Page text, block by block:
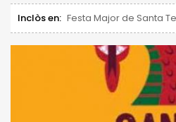
Inclòs en: Festa Major de Santa